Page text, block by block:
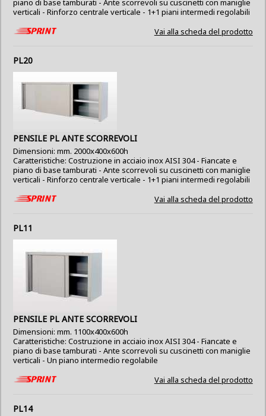
piano di base tamburati - Ante scorrevoli su cuscinetti con maniglie
verticali - Rinforzo centrale verticale - 1+1 piani intermedi regolabili
Vai alla scheda del prodotto
PL20
PENSILE PL ANTE SCORREVOLI
Dimensioni: mm. 2000x400x600h
Caratteristiche: Costruzione in acciaio inox AISI 304 - Fiancate e
piano di base tamburati - Ante scorrevoli su cuscinetti con maniglie
verticali - Rinforzo centrale verticale - 1+1 piani intermedi regolabili
Vai alla scheda del prodotto
PL11
PENSILE PL ANTE SCORREVOLI
Dimensioni: mm. 1100x400x600h
Caratteristiche: Costruzione in acciaio inox AISI 304 - Fiancate e
piano di base tamburati - Ante scorrevoli su cuscinetti con maniglie
verticali - Un piano intermedio regolabile
Vai alla scheda del prodotto
PL14